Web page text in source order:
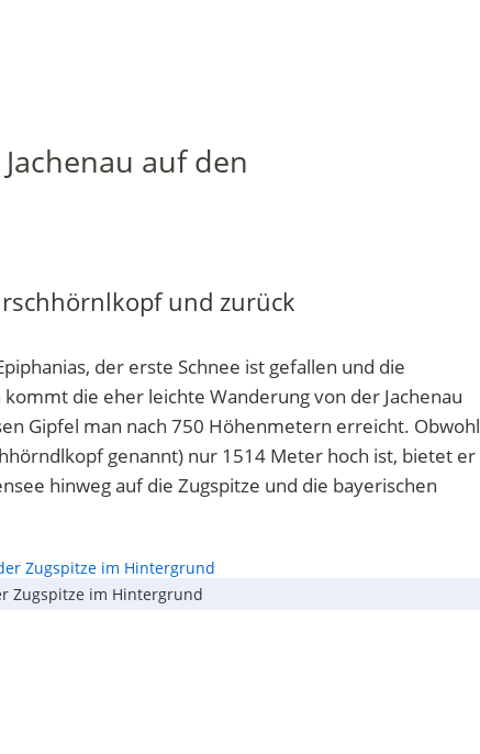
auf den
und zurück
der erste Schnee ist gefallen und die
die eher leichte Wanderung von der Jachenau
Gipfel man nach 750 Höhenmetern erreicht. Obwohl
genannt) nur 1514 Meter hoch ist, bietet er
hinweg auf die Zugspitze und die bayerischen
Zugspitze im Hintergrund